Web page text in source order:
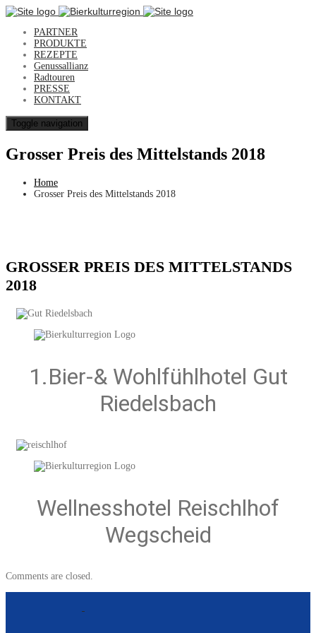
PARTNER
PRODUKTE
REZEPTE
Genussallianz
Radtouren
PRESSE
KONTAKT
Toggle navigation
Grosser Preis des Mittelstands 2018
Home
Grosser Preis des Mittelstands 2018
GROSSER PREIS DES MITTELSTANDS
2018
1.Bier-& Wohlfühlhotel Gut
Riedelsbach
Wellnesshotel Reischlhof
Wegscheid
Comments are closed.